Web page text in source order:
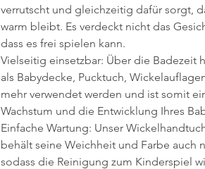
verrutscht und gleichzeitig dafür sorgt,
warm bleibt. Es verdeckt nicht das
dass es frei spielen kann.
Vielseitig einsetzbar: Über die Badezeit
als Babydecke, Pucktuch,
mehr verwendet werden und ist somit
Wachstum und die Entwicklung Ihres
Einfache Wartung: Unser
behält seine Weichheit und Farbe auch
sodass die Reinigung zum Kinderspiel